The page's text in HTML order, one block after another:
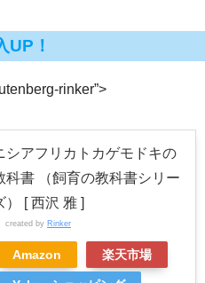
UP！
rinker”>
シアフリカトカゲモドキの
科書 （飼育の教科書シリー
） [ 西沢 雅 ]
created by Rinker
Amazon 楽天市場